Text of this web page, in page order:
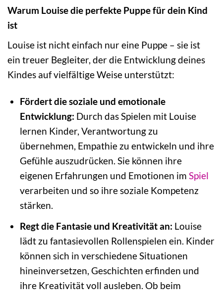
Warum Louise die perfekte Puppe für dein Kind
ist
Louise ist nicht einfach nur eine Puppe – sie ist
ein treuer Begleiter, der die Entwicklung deines
Kindes auf vielfältige Weise unterstützt:
Fördert die soziale und emotionale
Entwicklung: Durch das Spielen mit Louise
lernen Kinder, Verantwortung zu
übernehmen, Empathie zu entwickeln und ihre
Gefühle auszudrücken. Sie können ihre
eigenen Erfahrungen und Emotionen im Spiel
verarbeiten und so ihre soziale Kompetenz
stärken.
Regt die Fantasie und Kreativität an: Louise
lädt zu fantasievollen Rollenspielen ein. Kinder
können sich in verschiedene Situationen
hineinversetzen, Geschichten erfinden und
ihre Kreativität voll ausleben. Ob beim